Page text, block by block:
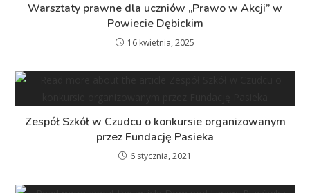
Warsztaty prawne dla uczniów „Prawo w Akcji” w
Powiecie Dębickim
16 kwietnia, 2025
Zespół Szkół w Czudcu o konkursie organizowanym
przez Fundację Pasieka
6 stycznia, 2021